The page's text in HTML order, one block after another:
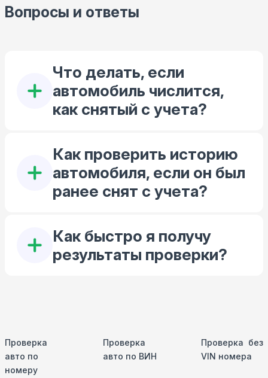
Вопросы и ответы
Что делать, если
автомобиль числится,
как снятый с учета?
Как проверить историю
автомобиля, если он был
ранее снят с учета?
Как быстро я получу
результаты проверки?
Проверка
авто по
номеру
Проверка
авто по ВИН
Проверка без
VIN номера